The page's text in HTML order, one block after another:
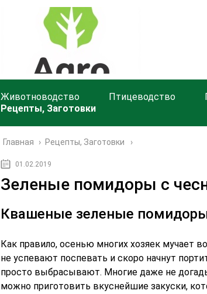
Животноводство Птицеводство
Рецепты, Заготовки
Главная › Рецепты, Заготовки
01.02.2019
Зеленые помидоры с
Квашеные зеленые
Как правило, осенью многих хозяек мучает
не успевают поспевать и скоро начнут
просто выбрасывают. Многие даже не
можно приготовить вкуснейшие закуски,